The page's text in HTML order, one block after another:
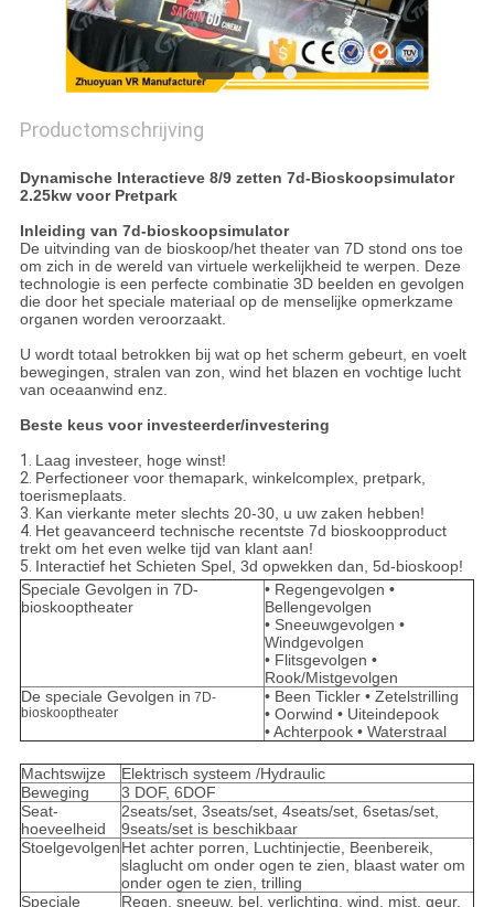
Productomschrijving
Dynamische Interactieve 8/9 zetten 7d-Bioskoopsimulator
2.25kw voor Pretpark
Inleiding van 7d-bioskoopsimulator
De uitvinding van de bioskoop/het theater van 7D stond ons toe
om zich in de wereld van virtuele werkelijkheid te werpen. Deze
technologie is een perfecte combinatie 3D beelden en gevolgen
die door het speciale materiaal op de menselijke opmerkzame
organen worden veroorzaakt.
U wordt totaal betrokken bij wat op het scherm gebeurt, en voelt
bewegingen, stralen van zon, wind het blazen en vochtige lucht
van oceaanwind enz.
Beste keus voor investeerder/investering
1. Laag investeer, hoge winst!
2. Perfectioneer voor themapark, winkelcomplex, pretpark,
toerismeplaats.
3. Kan vierkante meter slechts 20-30, u uw zaken hebben!
4. Het geavanceerd technische recentste 7d bioskoopproduct
trekt om het even welke tijd van klant aan!
5. Interactief het Schieten Spel, 3d opwekken dan, 5d-bioskoop!
Speciale Gevolgen in 7D-
bioskooptheater
• Regengevolgen •
Bellengevolgen
• Sneeuwgevolgen •
Windgevolgen
• Flitsgevolgen •
Rook/Mistgevolgen
De speciale Gevolgen in 7D-
bioskooptheater
• Been Tickler • Zetelstrilling
• Oorwind • Uiteindepook
• Achterpook • Waterstraal
Machtswijze
Elektrisch systeem /Hydraulic
Beweging
3 DOF, 6DOF
Seat-
hoeveelheid
2seats/set, 3seats/set, 4seats/set, 6setas/set,
9seats/set is beschikbaar
StoelgevolgenHet achter porren, Luchtinjectie, Beenbereik,
slaglucht om onder ogen te zien, blaast water om
onder ogen te zien, trilling
Speciale
Regen, sneeuw, bel, verlichting, wind, mist, geur,